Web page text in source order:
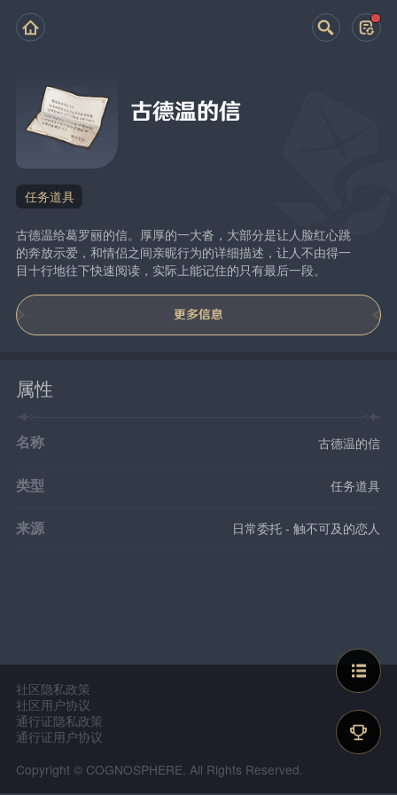
古德温的信
任务道具
古德温给葛罗丽的信。厚厚的一大沓，大部分是让人脸红心跳
的奔放示爱，和情侣之间亲昵行为的详细描述，让人不由得一
目十行地往下快速阅读，实际上能记住的只有最后一段。
更多信息
属性
名称 古德温的信
类型 任务道具
来源 日常委托 - 触不可及的恋人
社区隐私政策
社区用户协议
通行证隐私政策
通行证用户协议
Copyright © COGNOSPHERE. All Rights Reserved.